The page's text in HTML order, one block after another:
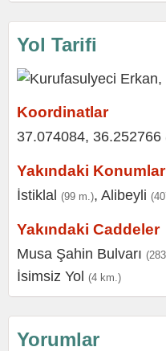
Yol Tarifi
Koordinatlar
37.074084, 36.252766
Yakındaki Konumlar
İstiklal (99 m.), Alibeyli
Yakındaki Caddeler
Musa Şahin Bulvarı
İsimsiz Yol (4 km.)
Yorumlar